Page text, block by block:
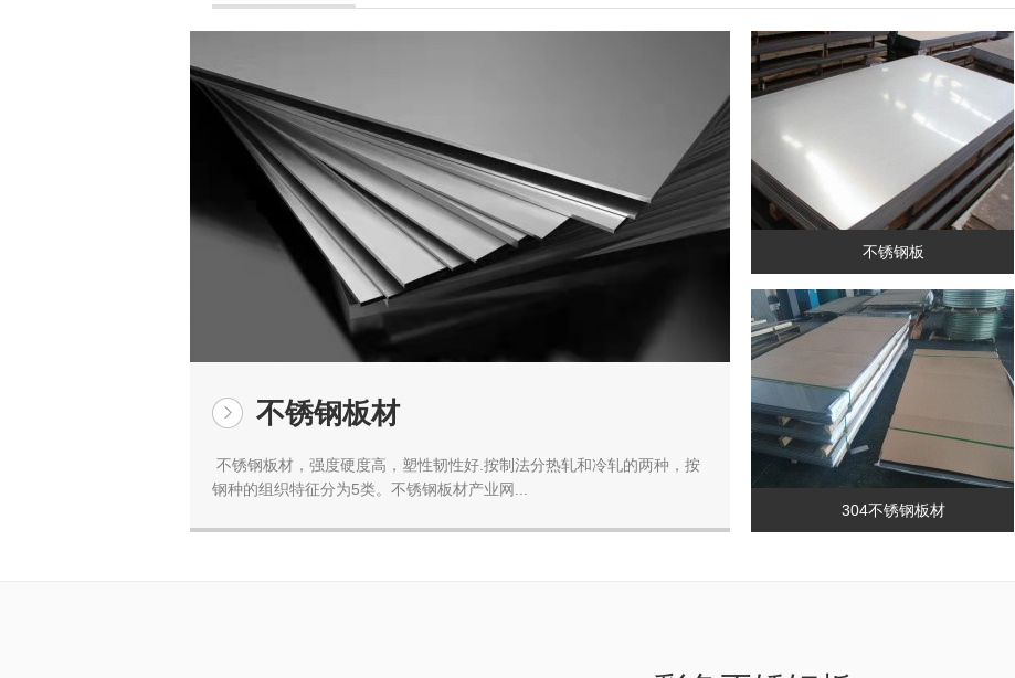
不锈钢板材
不锈钢板材，强度硬度高，塑性韧性好.按制法分热轧和冷轧的两种，按
钢种的组织特征分为5类。不锈钢板材产业网...
不锈钢板
304不锈钢板材